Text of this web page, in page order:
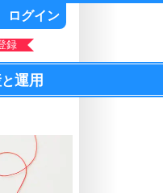
ログイン
録
と運用